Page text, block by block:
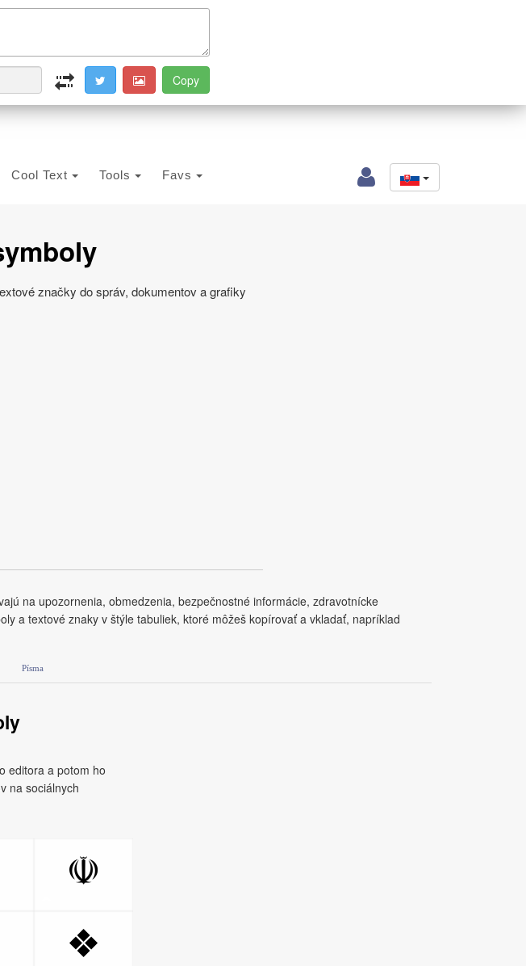
Cool Text Tools Favs
značky do správ, dokumentov a grafiky
na upozornenia, obmedzenia, bezpečnostné informácie, zdravotnícke
a textové znaky v štýle tabuliek, ktoré môžeš kopírovať a vkladať, napríklad
Písma
editora a potom ho
na sociálnych
☫
❖